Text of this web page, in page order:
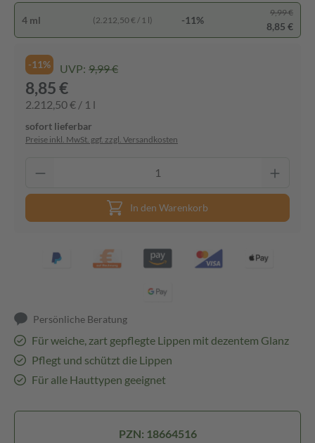
4 ml (2.212,50 € / 1 l) -11%
9,99 €
8,85 €
-11% UVP: 9,99 €
8,85 €
2.212,50 € / 1 l
sofort lieferbar
Preise inkl. MwSt. ggf. zzgl. Versandkosten
In den Warenkorb
Persönliche Beratung
Für weiche, zart gepflegte Lippen mit dezentem Glanz
Pflegt und schützt die Lippen
Für alle Hauttypen geeignet
PZN: 18664516